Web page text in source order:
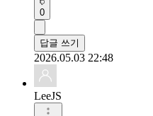
0
답글 쓰기
2026.05.03 22:48
LeeJS